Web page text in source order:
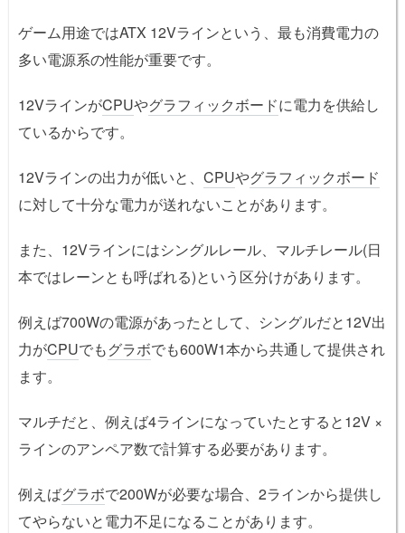
ゲーム用途ではATX 12Vラインという、最も消費電力の
多い電源系の性能が重要です。
12VラインがCPUやグラフィックボードに電力を供給し
ているからです。
12Vラインの出力が低いと、 CPUやグラフィックボード
に対して十分な電力が送れないことがあります。
また、12Vラインにはシングルレール、マルチレール(日
本ではレーンとも呼ばれる)という区分けがあります。
例えば700Wの電源があったとして、シングルだと12V出
力がCPUでもグラボでも600W1本から共通して提供され
ます。
マルチだと、例えば4ラインになっていたとすると12V ×
ラインのアンペア数で計算する必要があります。
例えばグラボで200Wが必要な場合、2ラインから提供し
てやらないと電力不足になることがあります。